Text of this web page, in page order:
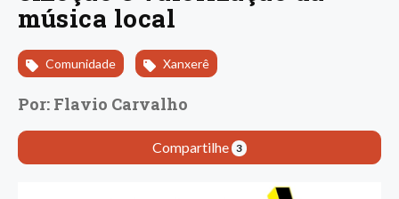
música local
Comunidade Xanxerê
Por: Flavio Carvalho
Compartilhe 3